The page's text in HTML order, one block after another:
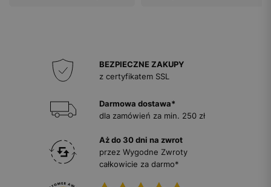
BEZPIECZNE ZAKUPY
z certyfikatem SSL
Darmowa dostawa*
dla zamówień za min. 250 zł
Aż do 30 dni na zwrot
przez Wygodne Zwroty
całkowicie za darmo*